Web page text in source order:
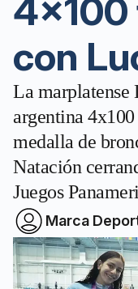
4x100
con
La marplatense
argentina
medalla de
Natación
Juegos
Marca